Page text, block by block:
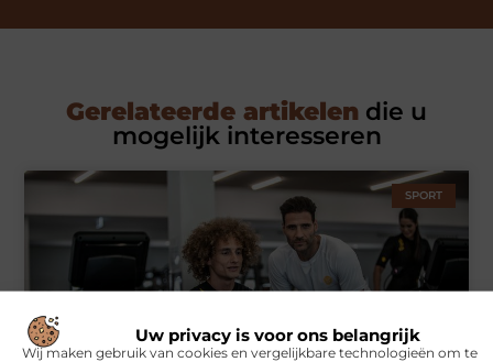
Uw privacy is voor ons belangrijk
Wij maken gebruik van cookies en vergelijkbare technologieën om te
Gerelateerde artikelen die u
mogelijk interesseren
SPORT